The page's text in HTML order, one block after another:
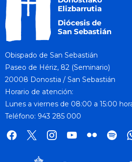
Obispado de San Sebastián
Paseo de Hériz, 82 (Seminario)
20008 Donostia / San Sebastián
Horario de atención:
Lunes a viernes de 08:00 a 15:00
Teléfono: 943 285 000
facebook
x instagramyoutube
flickr spotify